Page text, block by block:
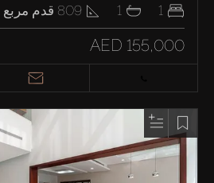
1
1
809 قدم مربع
AED 155,000